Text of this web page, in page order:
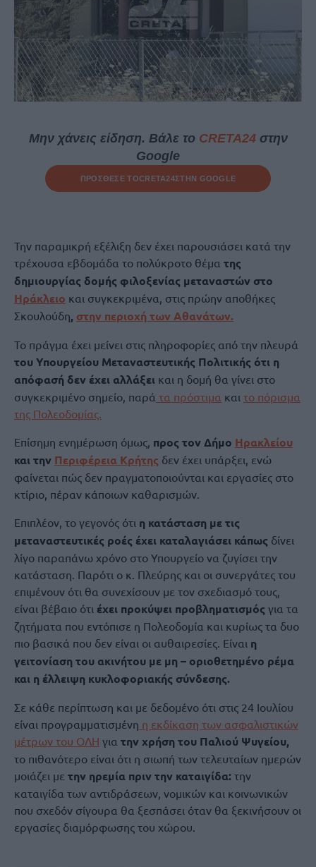
Μην χάνεις είδηση. Βάλε το CRETA24στην
Google
ΠΡΟΣΘΕΣΕ ΤΟCRETA24ΣΤΗΝ GOOGLE
Την παραμικρή εξέλιξη δεν έχει παρουσιάσει κατά την
τρέχουσα εβδομάδα το πολύκροτο θέμα της
δημιουργίας δομής φιλοξενίας μεταναστών στο
Ηράκλειο και συγκεκριμένα, στις πρώην αποθήκες
Σκουλούδη, στην περιοχή των Αθανάτων.
Το πράγμα έχει μείνει στις πληροφορίες από την πλευρά
του Υπουργείου Μεταναστευτικής Πολιτικής ότι η
απόφασή δεν έχει αλλάξει και η δομή θα γίνει στο
συγκεκριμένο σημείο, παρά τα πρόστιμα και το πόρισμα
της Πολεοδομίας.
Επίσημη ενημέρωση όμως, προς τον Δήμο Ηρακλείου
και την Περιφέρεια Κρήτης δεν έχει υπάρξει, ενώ
φαίνεται πώς δεν πραγματοποιούνται και εργασίες στο
κτίριο, πέραν κάποιων καθαρισμών.
Επιπλέον, το γεγονός ότι η κατάσταση με τις
μεταναστευτικές ροές έχει καταλαγιάσει κάπως δίνει
λίγο παραπάνω χρόνο στο Υπουργείο να ζυγίσει την
κατάσταση. Παρότι ο κ. Πλεύρης και οι συνεργάτες του
επιμένουν ότι θα συνεχίσουν με τον σχεδιασμό τους,
είναι βέβαιο ότι έχει προκύψει προβληματισμός για τα
ζητήματα που εντόπισε η Πολεοδομία και κυρίως τα δυο
πιο βασικά που δεν είναι οι αυθαιρεσίες. Είναι η
γειτoνίαση του ακινήτου με μη – οριοθετημένο ρέμα
και η έλλειψη κυκλοφοριακής σύνδεσης.
Σε κάθε περίπτωση και με δεδομένο ότι στις 24 Ιουλίου
είναι προγραμματισμένη η εκδίκαση των ασφαλιστικών
μέτρων του ΟΛΗ για την χρήση του Παλιού Ψυγείου,
το πιθανότερο είναι ότι η σιωπή των τελευταίων ημερών
μοιάζει με την ηρεμία πριν την καταιγίδα: την
καταιγίδα των αντιδράσεων, νομικών και κοινωνικών
που σχεδόν σίγουρα θα ξεσπάσει όταν θα ξεκινήσουν οι
εργασίες διαμόρφωσης του χώρου.